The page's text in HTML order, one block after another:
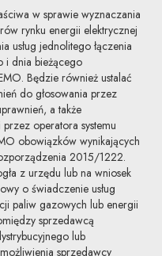
w sprawie wyznaczania
rynku energii elektrycznej
usług jednolitego łączenia
i dnia bieżącego
Będzie również ustalać
do głosowania przez
a także
operatora systemu
obowiązków wynikających
2015/1222.
z urzędu lub na wniosek
o świadczenie usług
paliw gazowych lub energii
sprzedawcą
lub
sprzedawcy